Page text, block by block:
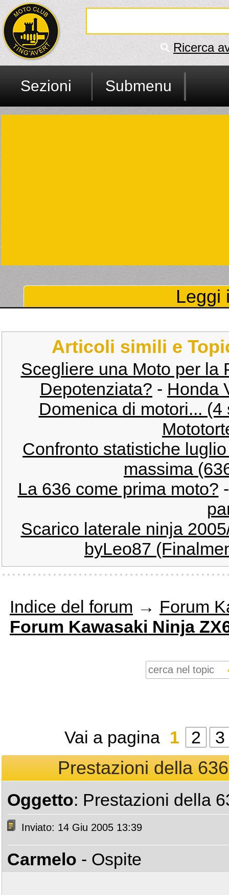
Ricerca
Sezioni Submenu
Leggi
Articoli simili e
Scegliere una Moto per la
Depotenziata? - Honda
Domenica di motori...
Confronto statistiche
massima
La 636 come prima moto?
Scarico laterale ninja
byLeo87
Indice del forum → Forum
Forum Kawasaki Ninja
Vai a pagina 1 2 3
Prestazioni della
Oggetto: Prestazioni della
Inviato: 14 Giu 2005 13:39
Carmelo - Ospite